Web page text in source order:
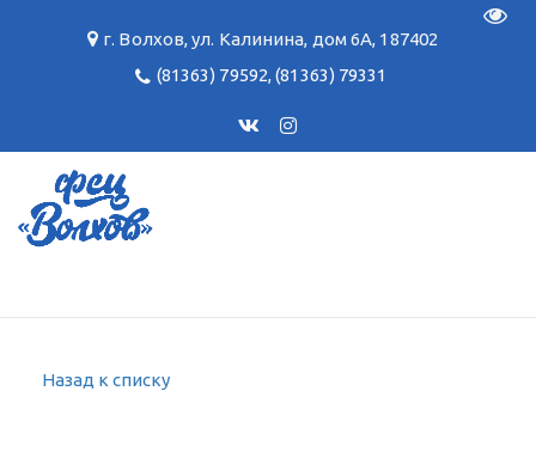
г. Волхов,ул. Калинина, дом 6А, 187402
(81363) 79592,(81363) 79331
Назад к списку